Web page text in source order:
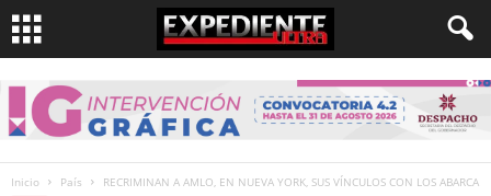
Inicio País RECRIMINAN A AMLO, EN NUEVA YORK, SUS VÍNCULOS CON LOS ABARCA